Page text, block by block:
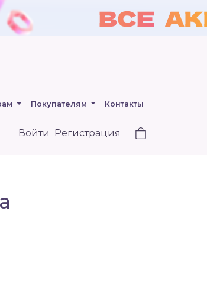
Покупателям Контакты
Войти Регистрация